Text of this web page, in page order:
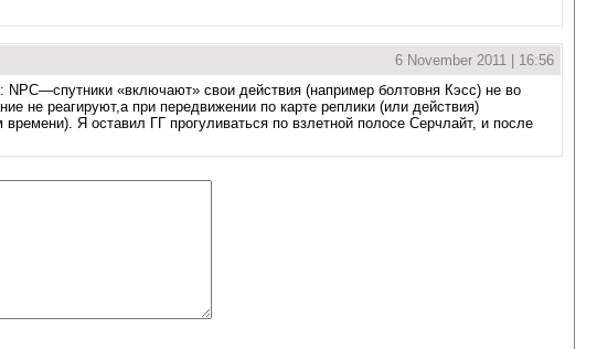
6 November 2011 | 16:56
«включают» свои действия (например болтовня Кэсс) не во
не реагируют,а при передвижении по карте реплики (или действия)
Я оставил ГГ прогуливаться по взлетной полосе Серчлайт, и после